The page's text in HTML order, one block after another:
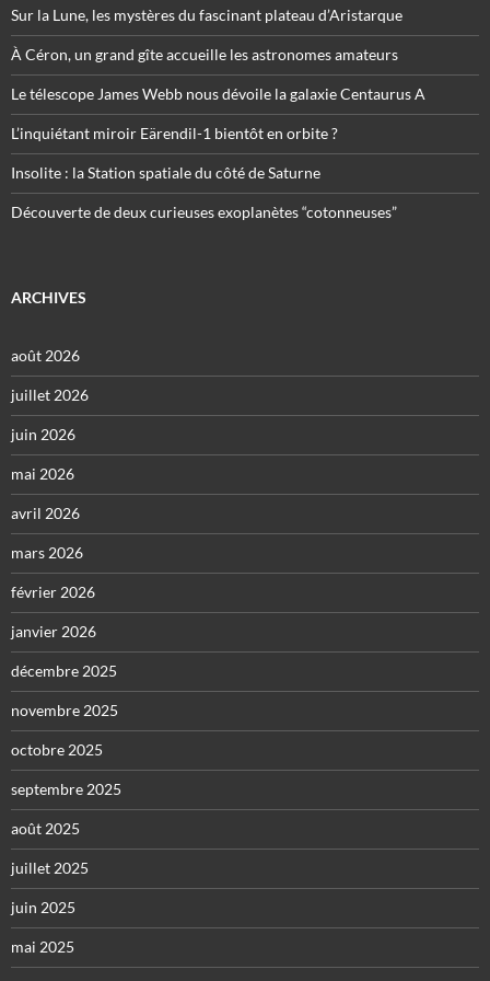
Sur la Lune, les mystères du fascinant plateau d’Aristarque
À Céron, un grand gîte accueille les astronomes amateurs
Le télescope James Webb nous dévoile la galaxie Centaurus A
L’inquiétant miroir Eärendil-1 bientôt en orbite ?
Insolite : la Station spatiale du côté de Saturne
Découverte de deux curieuses exoplanètes “cotonneuses”
ARCHIVES
août 2026
juillet 2026
juin 2026
mai 2026
avril 2026
mars 2026
février 2026
janvier 2026
décembre 2025
novembre 2025
octobre 2025
septembre 2025
août 2025
juillet 2025
juin 2025
mai 2025